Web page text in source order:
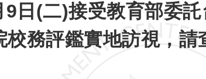
日(二)接受教育部委
校務評鑑實地訪視，請